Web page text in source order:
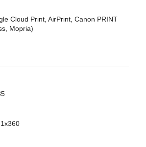
Cloud Print, AirPrint, Canon PRINT
Mopria)